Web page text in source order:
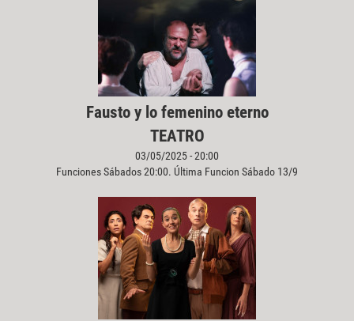
Fausto y lo femenino eterno
TEATRO
03/05/2025 - 20:00
Funciones Sábados 20:00. Última Funcion Sábado 13/9